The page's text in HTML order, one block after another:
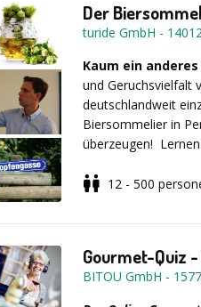
Der
turide GmbH -
Kaum ein
und Geruchsvielfalt
deutschlandweit
Biersommelier in
überzeugen!
Spektrum der
Biertypen in Ihrer
olfaktorischen
Verkostungsgläsern
12 - 500
Gourmet-Quiz -
BITOU GmbH -